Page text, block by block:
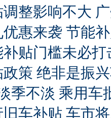
整影响不大
惠来袭 节能
贴门槛未必
策 绝非是振
季不淡 乘用车
车补贴 车市